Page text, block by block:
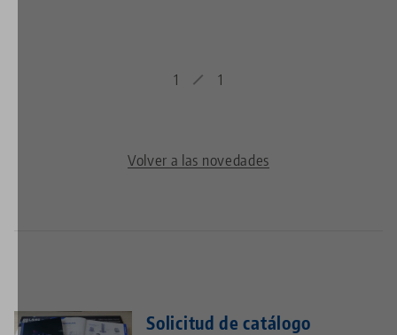
1 1
Volver a las novedades
Solicitud de catálogo